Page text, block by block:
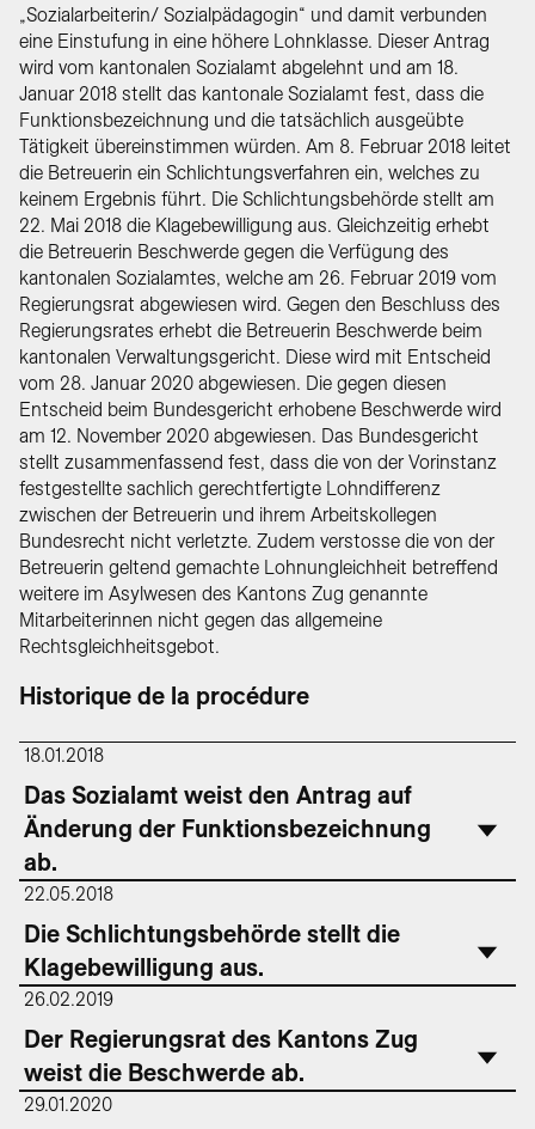
„Sozialarbeiterin/ Sozialpädagogin“ und damit verbunden
eine Einstufung in eine höhere Lohnklasse. Dieser Antrag
wird vom kantonalen Sozialamt abgelehnt und am 18.
Januar 2018 stellt das kantonale Sozialamt fest, dass die
Funktionsbezeichnung und die tatsächlich ausgeübte
Tätigkeit übereinstimmen würden. Am 8. Februar 2018 leitet
die Betreuerin ein Schlichtungsverfahren ein, welches zu
keinem Ergebnis führt. Die Schlichtungsbehörde stellt am
22. Mai 2018 die Klagebewilligung aus. Gleichzeitig erhebt
die Betreuerin Beschwerde gegen die Verfügung des
kantonalen Sozialamtes, welche am 26. Februar 2019 vom
Regierungsrat abgewiesen wird. Gegen den Beschluss des
Regierungsrates erhebt die Betreuerin Beschwerde beim
kantonalen Verwaltungsgericht. Diese wird mit Entscheid
vom 28. Januar 2020 abgewiesen. Die gegen diesen
Entscheid beim Bundesgericht erhobene Beschwerde wird
am 12. November 2020 abgewiesen. Das Bundesgericht
stellt zusammenfassend fest, dass die von der Vorinstanz
festgestellte sachlich gerechtfertigte Lohndifferenz
zwischen der Betreuerin und ihrem Arbeitskollegen
Bundesrecht nicht verletzte. Zudem verstosse die von der
Betreuerin geltend gemachte Lohnungleichheit betreffend
weitere im Asylwesen des Kantons Zug genannte
Mitarbeiterinnen nicht gegen das allgemeine
Rechtsgleichheitsgebot.
Historique de la procédure
18.01.2018
Das Sozialamt weist den Antrag auf
Änderung der Funktionsbezeichnung
ab.
22.05.2018
Die Schlichtungsbehörde stellt die
Klagebewilligung aus.
26.02.2019
Der Regierungsrat des Kantons Zug
weist die Beschwerde ab.
29.01.2020